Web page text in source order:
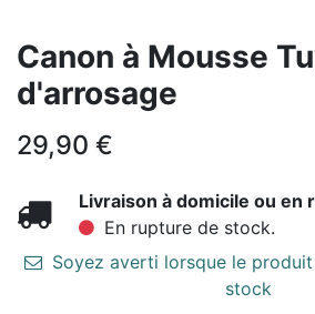
Canon à Mousse
d'arrosage
29,90 €
Livraison à domicile ou en
En rupture de stock.
Soyez averti lorsque le
stock